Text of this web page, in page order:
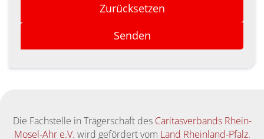
Zurücksetzen
Die Fachstelle in Trägerschaft des Caritasverbands Rhein-
Mosel-Ahr e.V. wird gefördert vom Land Rheinland-Pfalz.